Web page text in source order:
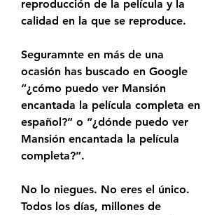
reproducción de la película y la
calidad en la que se reproduce.
Seguramnte en más de una
ocasión has buscado en Google
“¿cómo puedo ver Mansión
encantada la película completa en
español?” o “¿dónde puedo ver
Mansión encantada la película
completa?”.
No lo niegues. No eres el único.
Todos los días, millones de